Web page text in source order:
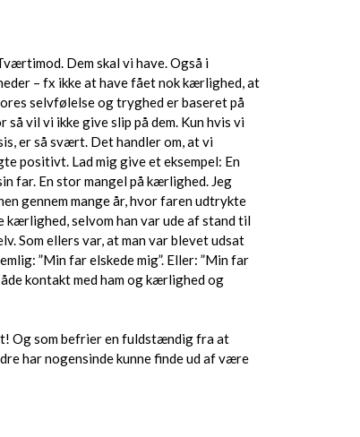
Dem skal vi have. Også i
– fx ikke at have fået nok kærlighed, at
selvfølelse og tryghed er baseret på
vil vi ikke give slip på dem. Kun hvis vi
er så svært. Det handler om, at vi
positivt. Lad mig give et eksempel: En
far. En stor mangel på kærlighed. Jeg
gennem mange år, hvor faren udtrykte
kærlighed, selvom han var ude af stand til
Som ellers var, at man var blevet udsat
”Min far elskede mig”. Eller: ”Min far
kontakt med ham og kærlighed og
Og som befrier en fuldstændig fra at
har nogensinde kunne finde ud af være